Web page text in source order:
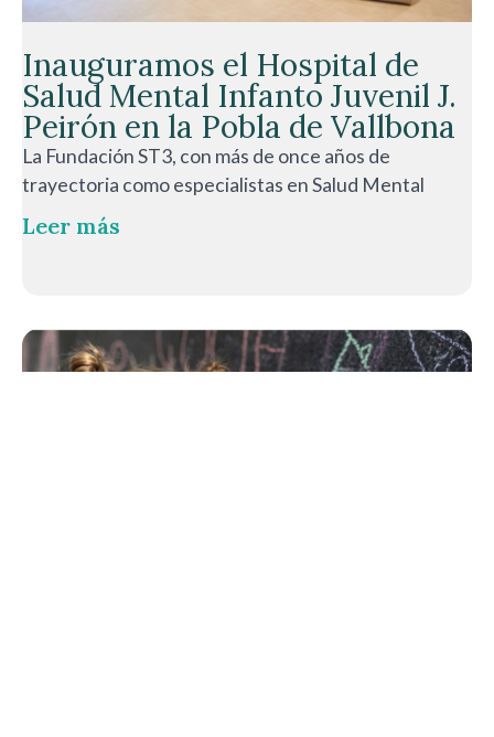
Inauguramos el Hospital de
Salud Mental Infanto Juvenil J.
Peirón en la Pobla de Vallbona
La Fundación ST3, con más de once años de
trayectoria como especialistas en Salud Mental
Leer más